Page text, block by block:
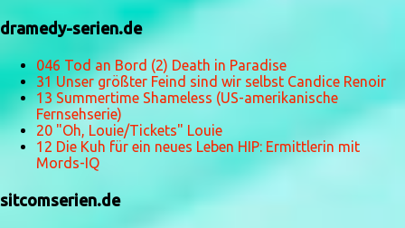
dramedy-serien.de
046 Tod an Bord (2) Death in Paradise
31 Unser größter Feind sind wir selbst Candice Renoir
13 Summertime Shameless (US-amerikanische
Fernsehserie)
20 "Oh, Louie/Tickets" Louie
12 Die Kuh für ein neues Leben HIP: Ermittlerin mit
Mords-IQ
sitcomserien.de